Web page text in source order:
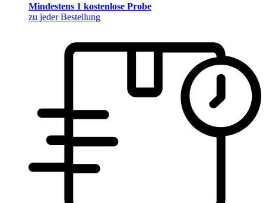
Mindestens 1 kostenlose Probe
zu jeder Bestellung